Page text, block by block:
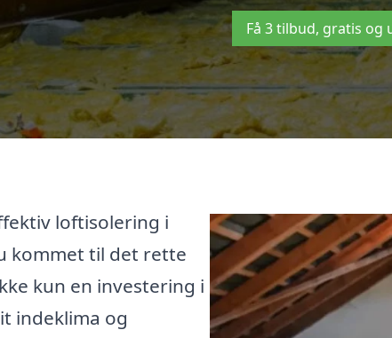
Få 3 tilbud, gratis og
loftisolering i
kommet til det rette
kun en investering i
indeklima og